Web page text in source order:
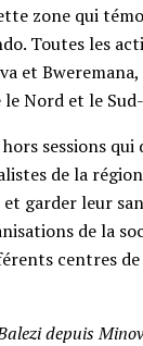
zone qui
Toutes les
et
Nord et le
sessions
de la
garder leur
de la
centres de
depuis